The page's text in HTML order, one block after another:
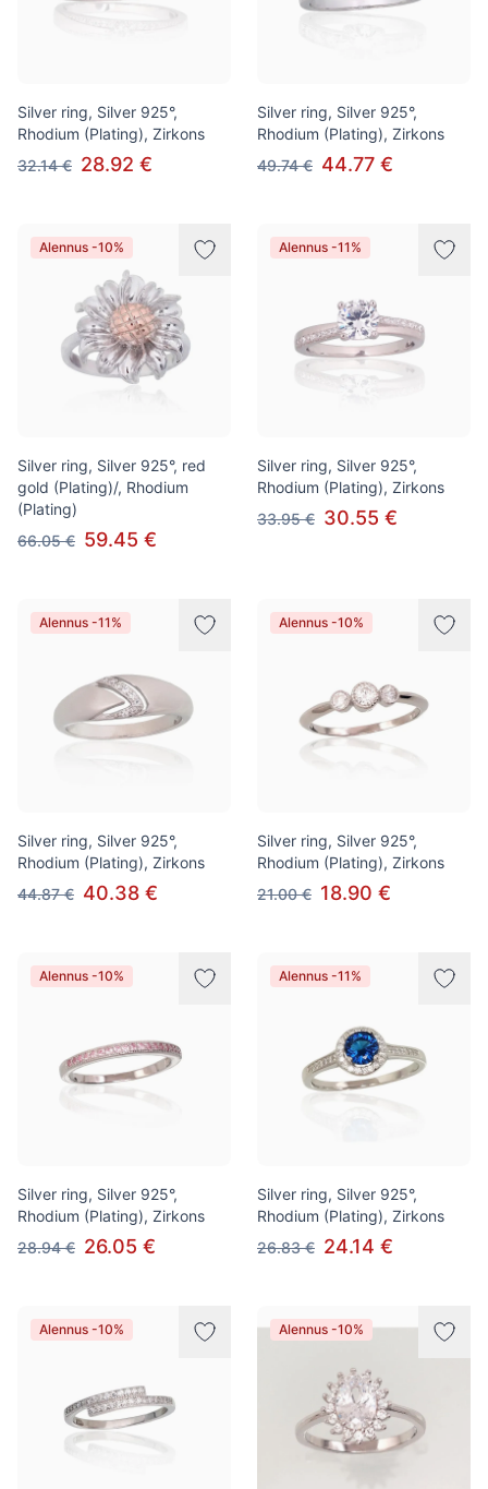
Silver ring, Silver 925°,
Rhodium (Plating), Zirkons
32.14 € 28.92 €
Silver ring, Silver 925°,
Rhodium (Plating), Zirkons
49.74 € 44.77 €
Alennus -10%
Silver ring, Silver 925°, red
gold (Plating)/, Rhodium
(Plating)
66.05 € 59.45 €
Alennus -11%
Silver ring, Silver 925°,
Rhodium (Plating), Zirkons
33.95 € 30.55 €
Alennus -11%
Silver ring, Silver 925°,
Rhodium (Plating), Zirkons
44.87 € 40.38 €
Alennus -10%
Silver ring, Silver 925°,
Rhodium (Plating), Zirkons
21.00 € 18.90 €
Alennus -10%
Silver ring, Silver 925°,
Rhodium (Plating), Zirkons
28.94 € 26.05 €
Alennus -11%
Silver ring, Silver 925°,
Rhodium (Plating), Zirkons
26.83 € 24.14 €
Alennus -10% Alennus -10%